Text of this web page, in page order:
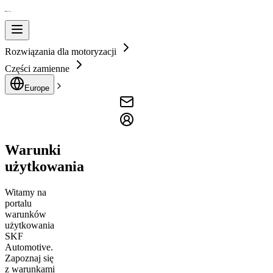
Rozwiązania dla motoryzacji
Części zamienne
Europe
Warunki
użytkowania
Witamy na
portalu
warunków
użytkowania
SKF
Automotive.
Zapoznaj się
z warunkami